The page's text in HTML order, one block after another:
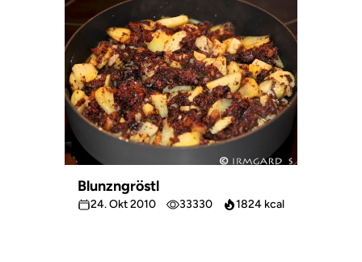
Blunzngröstl
24. Okt 2010 33330 1824 kcal